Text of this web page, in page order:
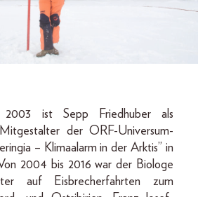
ist Sepp Friedhuber als
der ORF-Universum-
– Klimaalarm in der Arktis” in
2004 bis 2016 war der Biologe
auf Eisbrecherfahrten zum